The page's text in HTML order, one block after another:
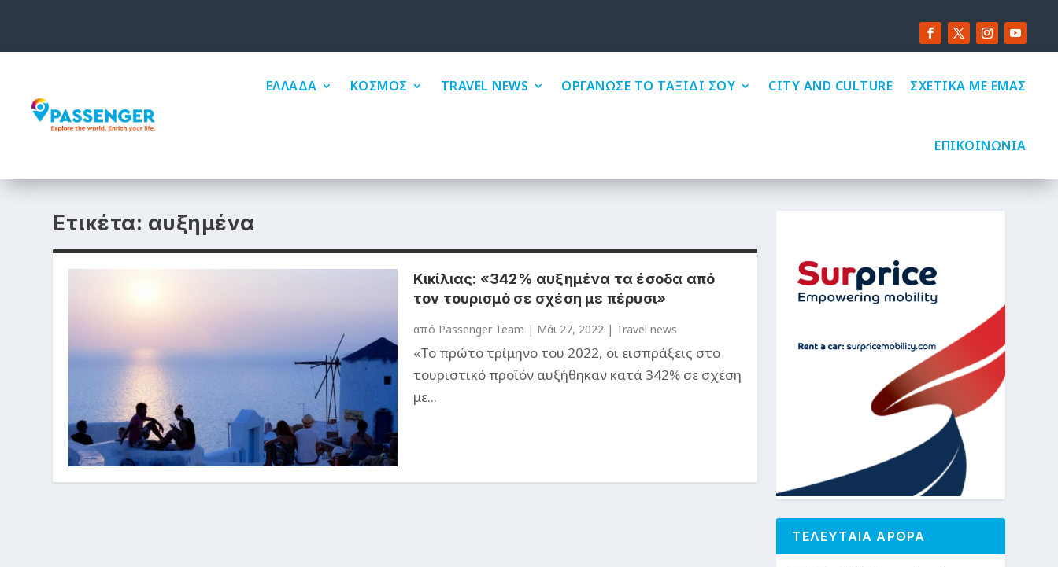
ΕΛΛΑΔΑ ΚΟΣΜΟΣ TRAVEL NEWS ΟΡΓΑΝΩΣΕ ΤΟ ΤΑΞΙΔΙ ΣΟΥ CITY AND CULTURE ΣΧΕΤΙΚΑ ΜΕ ΕΜΑΣ
ΕΠΙΚΟΙΝΩΝΙΑ
Ετικέτα: αυξημένα
Κικίλιας: «342% αυξημένα τα έσοδα από
τον τουρισμό σε σχέση με πέρυσι»
από Passenger Team | Μάι 27, 2022| Travel news
«Το πρώτο τρίμηνο του 2022, οι εισπράξεις στο
τουριστικό προϊόν αυξήθηκαν κατά 342% σε σχέση
με...
ΤΕΛΕΥΤΑΙΑ ΑΡΘΡΑ